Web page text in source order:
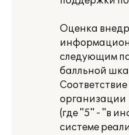
Оценка
следующим
балльной
организации
(где "5" - "в
системе